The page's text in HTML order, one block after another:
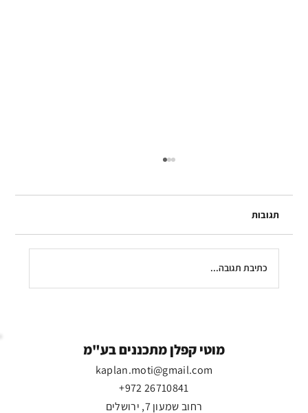
תגובות
כתיבת תגובה...
מוטי קפלן מתכננים בע"מ
kaplan.moti@gmail.com
+972 26710841
רחוב שמעון 7, ירושלים